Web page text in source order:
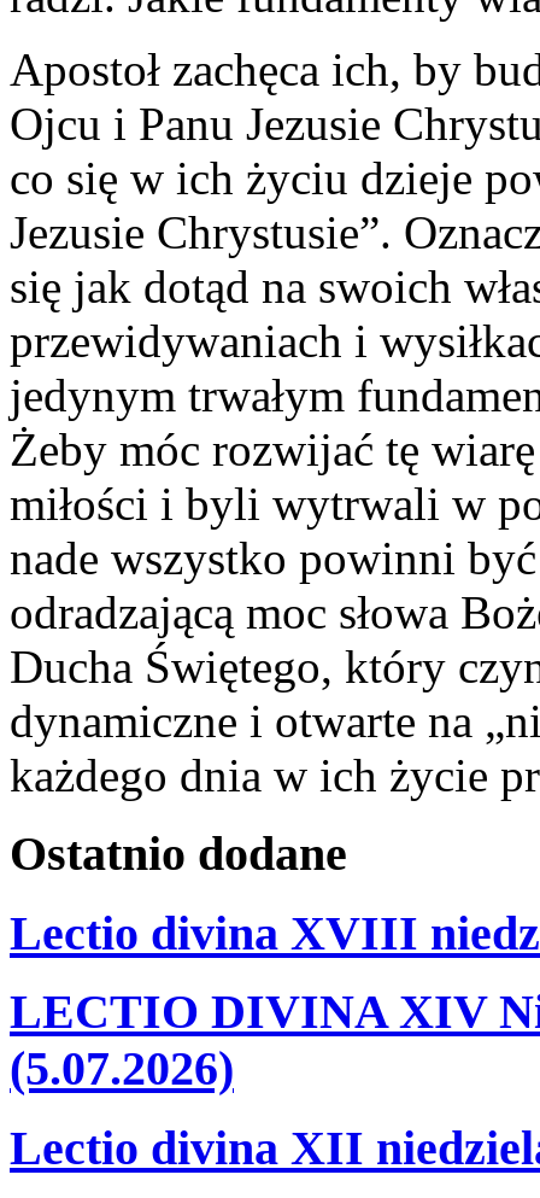
Apostoł zachęca ich, by
Ojcu i Panu Jezusie
co się w ich życiu dzieje
Jezusie Chrystusie”.
się jak dotąd na swoich
przewidywaniach i
jedynym trwałym
Żeby móc rozwijać tę
miłości i byli wytrwali w
nade wszystko powinni
odradzającą moc słowa
Ducha Świętego, który
dynamiczne i otwarte na
każdego dnia w ich życie
Ostatnio dodane
Lectio divina XVIII
LECTIO DIVINA XIV
(5.07.2026)
Lectio divina XII